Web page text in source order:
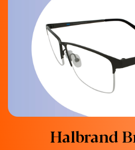
Halbrand